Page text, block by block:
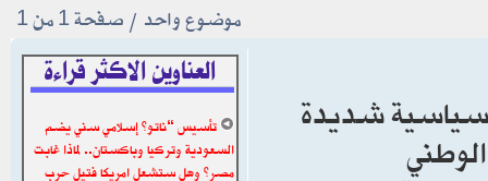
موضوع واحد • صفحة1من1
سياسية شديدة
العناوين الاكثر قراءة
تأسيس “ناتو” إسلامي سني يضم
السعودية وتركيا وباكستان.. لماذا غابت
مصر؟ وهل ستشعل امريكا فتيل حرب